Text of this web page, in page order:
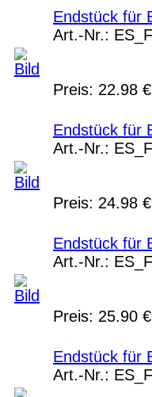
Endstück für
Art.-Nr.:
Preis: 22.98 €
Endstück für
Art.-Nr.:
Preis: 24.98 €
Endstück für
Art.-Nr.:
Preis: 25.90 €
Endstück für
Art.-Nr.: